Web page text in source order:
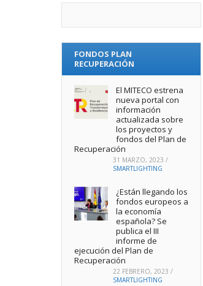
FONDOS PLAN
RECUPERACIÓN
El MITECO estrena
nueva portal con
información
actualizada sobre
los proyectos y
fondos del Plan de
Recuperación
31 MARZO, 2023 /
SMARTLIGHTING
¿Están llegando los
fondos europeos a
la economía
española? Se
publica el III
informe de
ejecución del Plan de
Recuperación
22 FEBRERO, 2023 /
SMARTLIGHTING